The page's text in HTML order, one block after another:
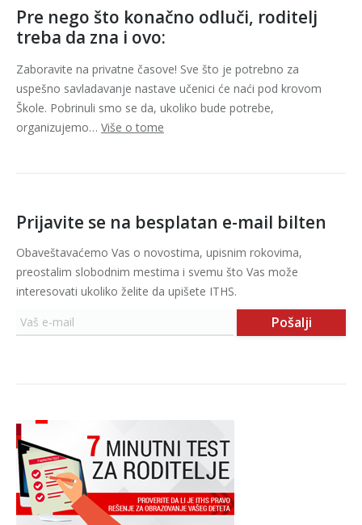
Pre nego što konačno odluči, roditelj
treba da zna i ovo:
Zaboravite na privatne časove! Sve što je potrebno za
uspešno savladavanje nastave učenici će naći pod krovom
Škole. Pobrinuli smo se da, ukoliko bude potrebe,
organizujemo… Više o tome
Prijavite se na besplatan e-mail bilten
Obaveštavaćemo Vas o novostima, upisnim rokovima,
preostalim slobodnim mestima i svemu što Vas može
interesovati ukoliko želite da upišete ITHS.